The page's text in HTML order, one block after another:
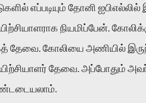
எப்படியும் தோனி ஐபிஎல்லில்
நியமிப்பேன்.
தேவை. கோலியை அணியில்
தேவை. அப்போதும் அவர்